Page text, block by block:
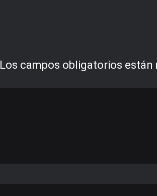
Los campos obligatorios están